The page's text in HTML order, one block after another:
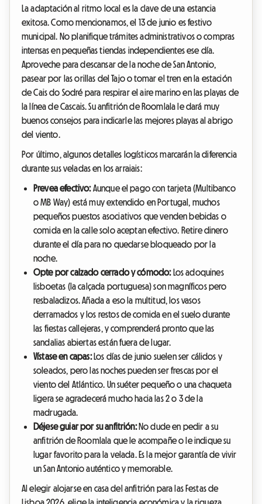
La adaptación al ritmo local es la clave de una estancia
exitosa. Como mencionamos, el 13 de junio es festivo
municipal. No planifique trámites administrativos o compras
intensas en pequeñas tiendas independientes ese día.
Aproveche para descansar de la noche de San Antonio,
pasear por las orillas del Tajo o tomar el tren en la estación
de Cais do Sodré para respirar el aire marino en las playas de
la línea de Cascais. Su anfitrión de Roomlala le dará muy
buenos consejos para indicarle las mejores playas al abrigo
del viento.
Por último, algunos detalles logísticos marcarán la diferencia
durante sus veladas en los arraiais:
Prevea efectivo:Aunque el pago con tarjeta (Multibanco
o MB Way) está muy extendido en Portugal, muchos
pequeños puestos asociativos que venden bebidas o
comida en la calle solo aceptan efectivo. Retire dinero
durante el día para no quedarse bloqueado por la
noche.
Opte por calzado cerrado y cómodo:Los adoquines
lisboetas (la calçada portuguesa) son magníficos pero
resbaladizos. Añada a eso la multitud, los vasos
derramados y los restos de comida en el suelo durante
las fiestas callejeras, y comprenderá pronto que las
sandalias abiertas están fuera de lugar.
Vístase en capas:Los días de junio suelen ser cálidos y
soleados, pero las noches pueden ser frescas por el
viento del Atlántico. Un suéter pequeño o una chaqueta
ligera se agradecerá mucho hacia las 2 o 3 de la
madrugada.
Déjese guiar por su anfitrión:No dude en pedir a su
anfitrión de Roomlala que le acompañe o le indique su
lugar favorito para la velada. Es la mejor garantía de vivir
un San Antonio auténtico y memorable.
Al elegir alojarse en casa del anfitrión para las Festas de